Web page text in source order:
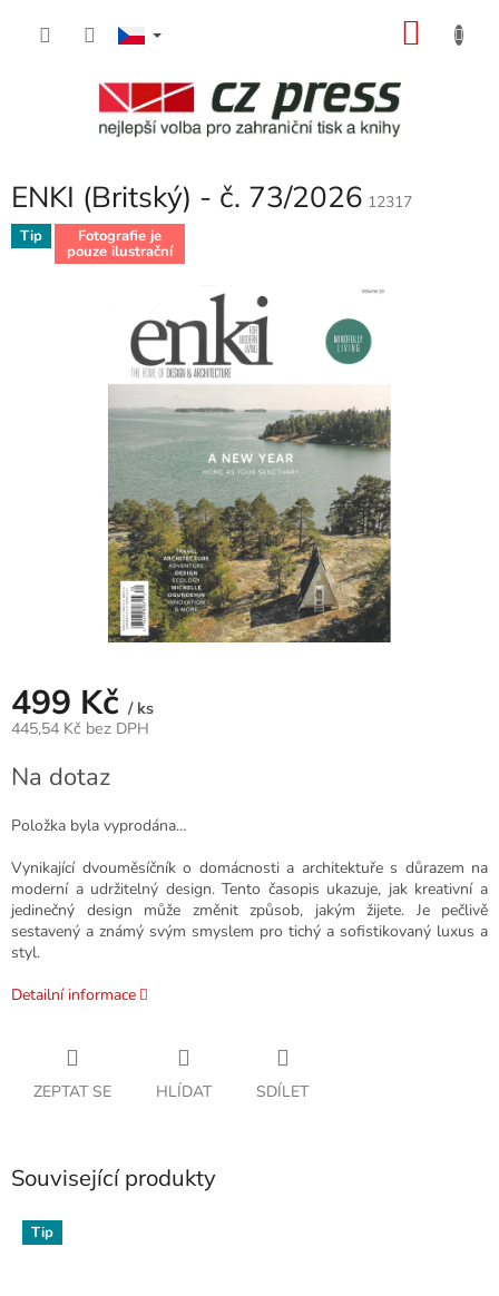
ENKI (Britský) - č. 73/2026 12317
Tip Fotografie je
pouze ilustrační
499 Kč / ks
445,54 Kč bez DPH
cena:
Na dotaz
Položka byla vyprodána…
Vynikající dvouměsíčník o domácnosti a architektuře s důrazem na
moderní a udržitelný design. Tento časopis ukazuje, jak kreativní a
jedinečný design může změnit způsob, jakým žijete. Je pečlivě
sestavený a známý svým smyslem pro tichý a sofistikovaný luxus a
styl.
Detailní informace
ZEPTAT SE HLÍDAT SDÍLET
Související produkty
Tip